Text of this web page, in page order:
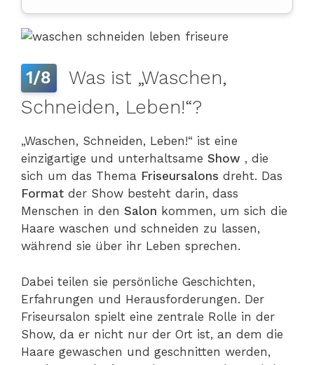
1/8
Was ist „Waschen,
Schneiden, Leben!“?
„Waschen, Schneiden, Leben!“ ist eine
einzigartige und unterhaltsame Show , die
sich um das Thema Friseursalons dreht. Das
Format der Show besteht darin, dass
Menschen in den Salon kommen, um sich die
Haare waschen und schneiden zu lassen,
während sie über ihr Leben sprechen.
Dabei teilen sie persönliche Geschichten,
Erfahrungen und Herausforderungen. Der
Friseursalon spielt eine zentrale Rolle in der
Show, da er nicht nur der Ort ist, an dem die
Haare gewaschen und geschnitten werden,